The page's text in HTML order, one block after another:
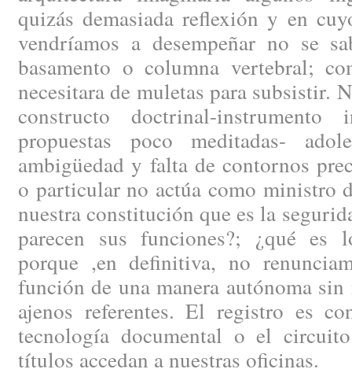
quizás demasiada reflexión y en
vendríamos a desempeñar no se
basamento o columna vertebral;
necesitara de muletas para subsistir.
constructo doctrinal-instrumento
propuestas poco meditadas-
ambigüedad y falta de contornos
o particular no actúa como ministro
nuestra constitución que es la
parecen sus funciones?; ¿qué
porque ,en definitiva, no
función de una manera autónoma
ajenos referentes. El registro es
tecnología documental o el
títulos accedan a nuestras oficinas.